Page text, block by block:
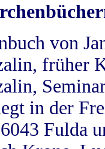
von
früher
in der
Fulda